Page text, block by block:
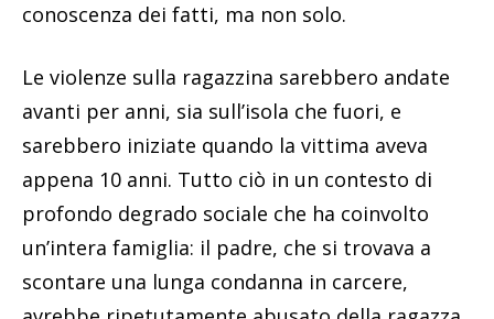
conoscenza dei fatti, ma non solo.
Le violenze sulla ragazzina sarebbero andate
avanti per anni, sia sull’isola che fuori, e
sarebbero iniziate quando la vittima aveva
appena 10 anni. Tutto ciò in un contesto di
profondo degrado sociale che ha coinvolto
un’intera famiglia: il padre, che si trovava a
scontare una lunga condanna in carcere,